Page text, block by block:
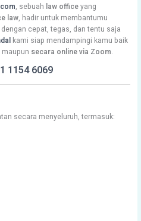
, sebuah law officeyang
law, hadir untuk membantumu
cepat, tegas, dan tentu saja
kami siap mendampingi kamu baik
secara online via Zoom.
1154 6069
secara menyeluruh, termasuk: